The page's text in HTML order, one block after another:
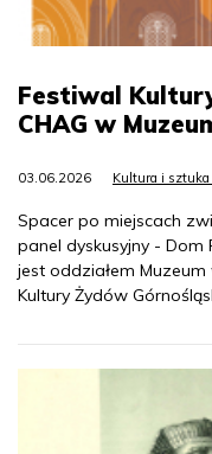
Festiwal
CHAG w
03.06.2026 Kultura i sztuka
Spacer po miejscach
panel dyskusyjny - Dom
jest oddziałem
Kultury Żydów